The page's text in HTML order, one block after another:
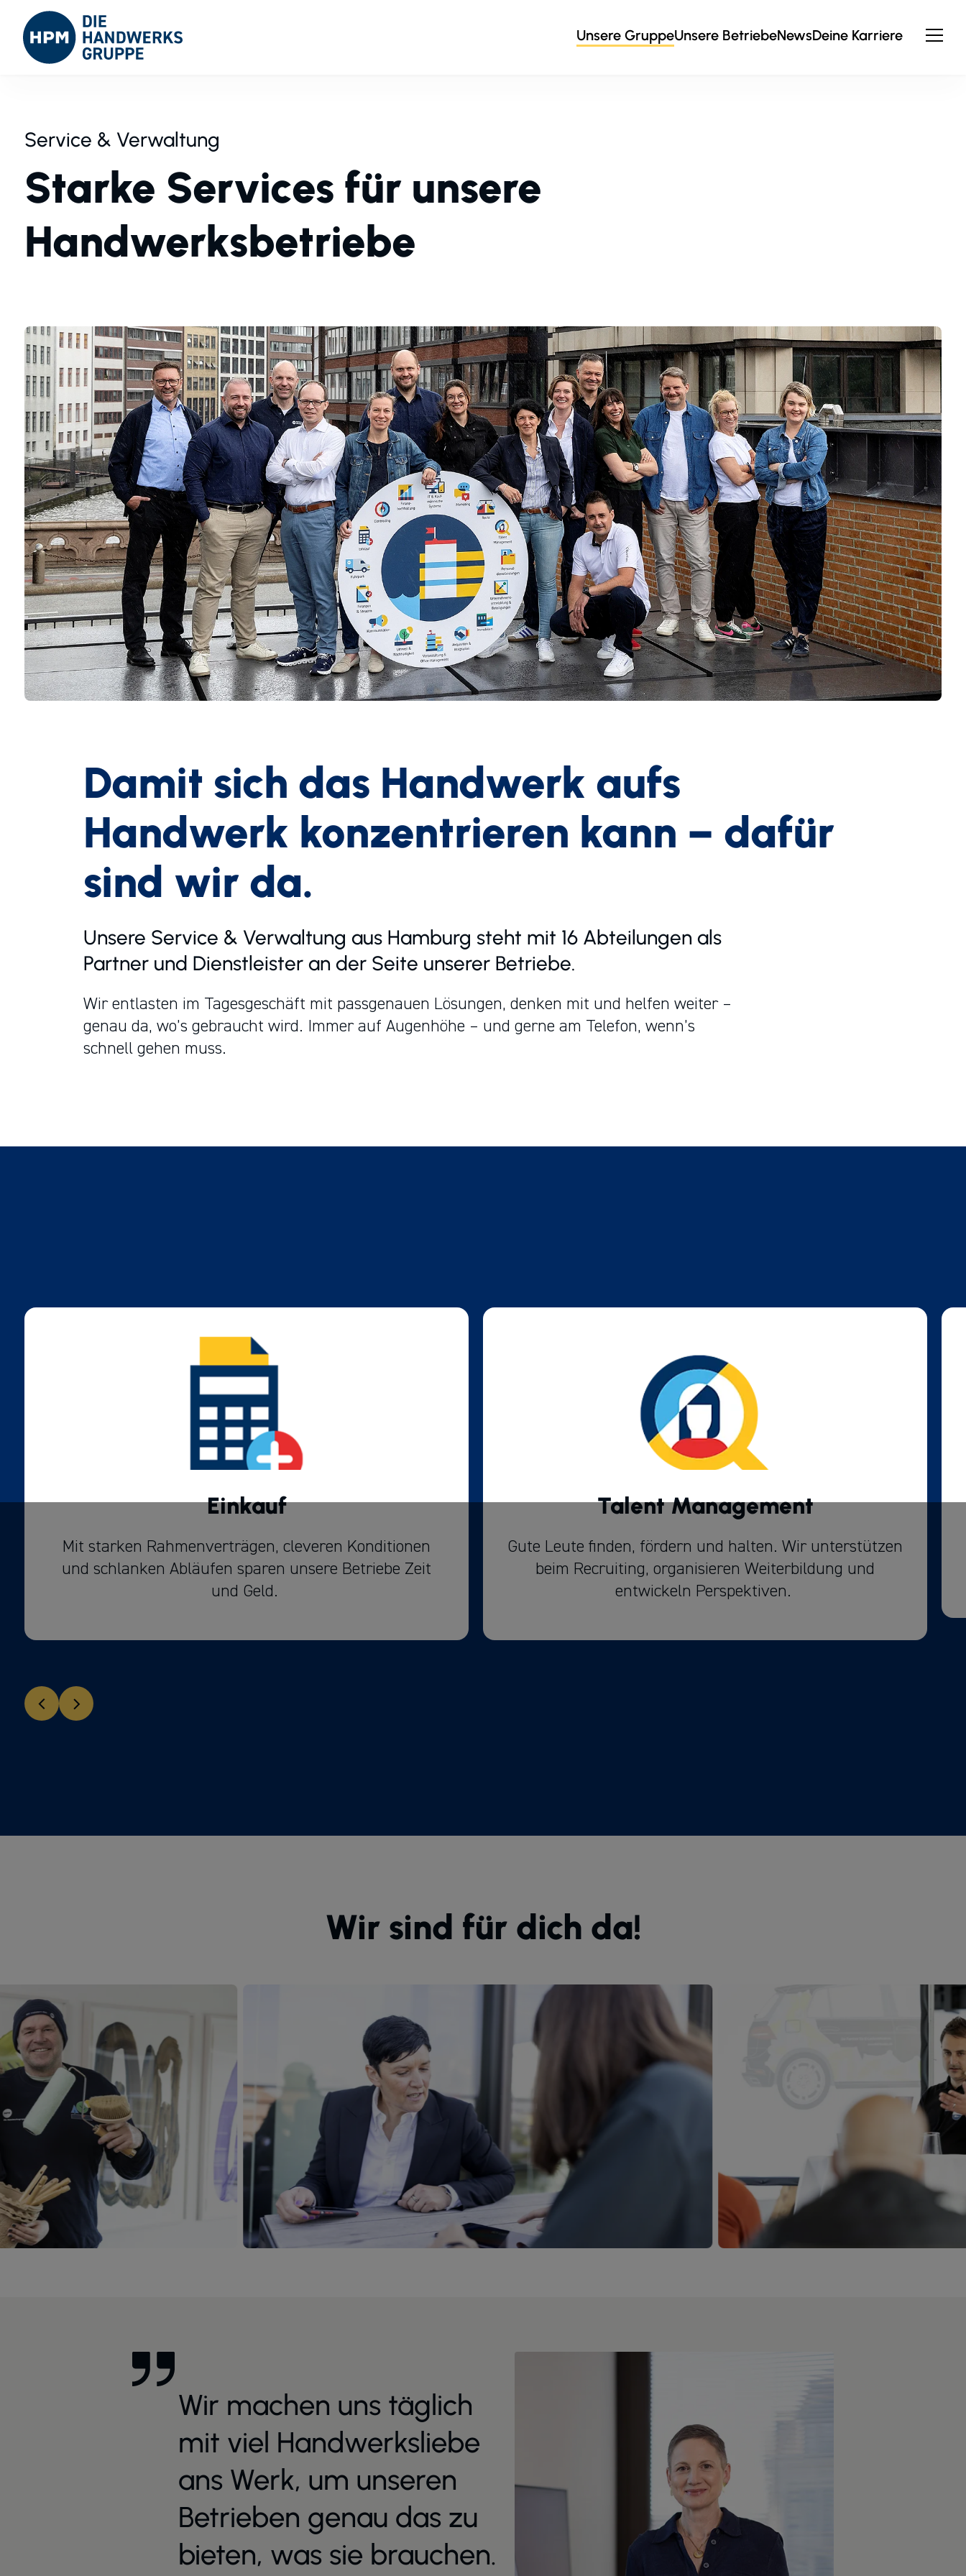
Unsere GruppeUnsere BetriebeNewsDeine Karriere
Service & Verwaltung
Starke Services für unsere
Handwerksbetriebe
Damit sich das Handwerk aufs
Handwerk konzentrieren kann – dafür
sind wir da.
Unsere Service & Verwaltung aus Hamburg steht mit 16 Abteilungen als
Partner und Dienstleister an der Seite unserer Betriebe.
Wir entlasten im Tagesgeschäft mit passgenauen Lösungen, denken mit und helfen weiter –
genau da, wo’s gebraucht wird. Immer auf Augenhöhe – und gerne am Telefon, wenn’s
schnell gehen muss.
Einkauf
Mit starken Rahmenverträgen, cleveren Konditionen
und schlanken Abläufen sparen unsere Betriebe Zeit
und Geld.
Talent Management
Gute Leute finden, fördern und halten. Wir unterstützen
beim Recruiting, organisieren Weiterbildung und
entwickeln Perspektiven.
Wir sind für dich da!
Wir machen uns täglich
mit viel Handwerksliebe
ans Werk, um unseren
Betrieben genau das zu
bieten, was sie brauchen.